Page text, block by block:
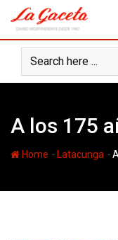
content
A los 175
Home - Latacunga -